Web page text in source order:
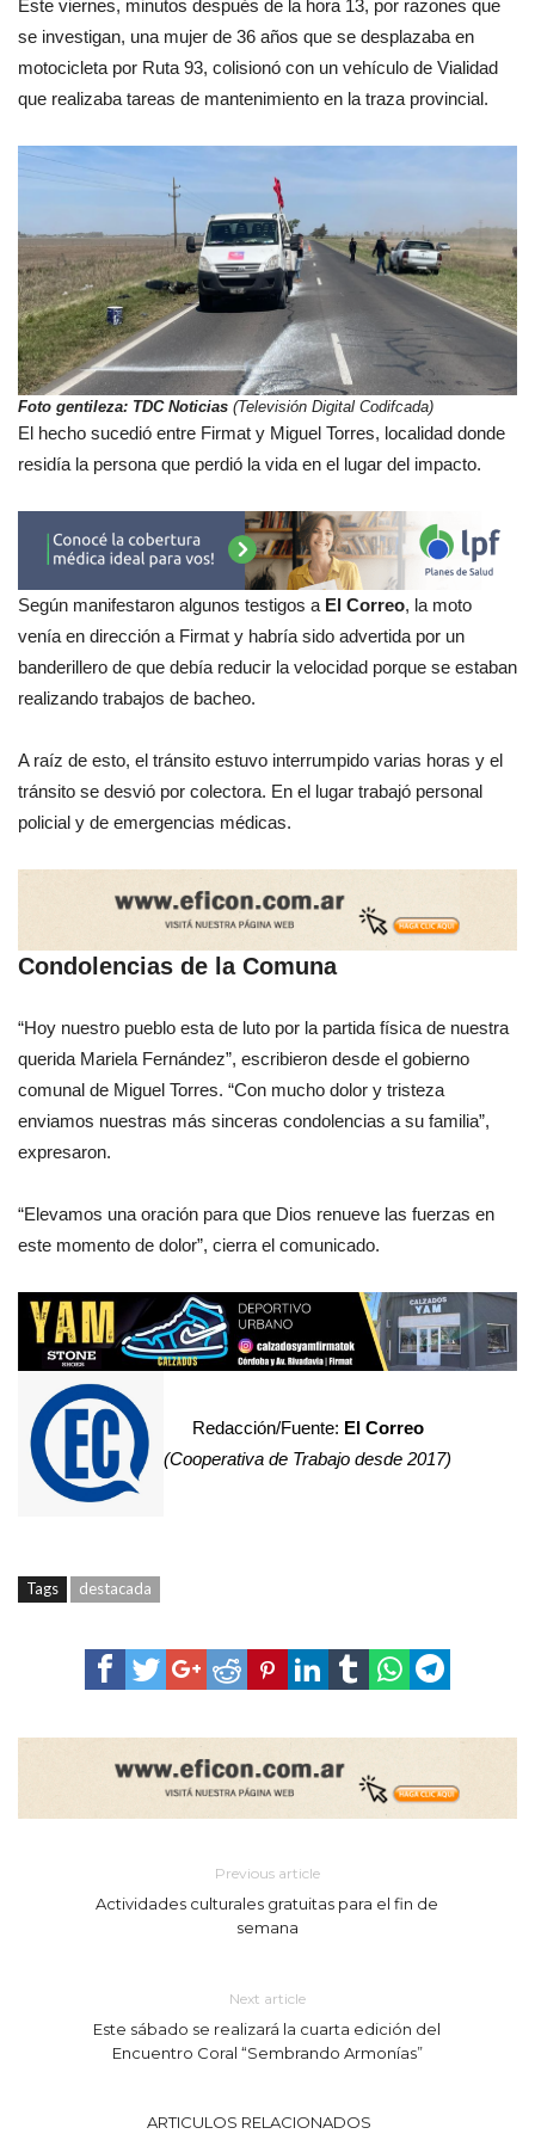
Este viernes, minutos después de la hora 13, por razones que
se investigan, una mujer de 36 años que se desplazaba en
motocicleta por Ruta 93, colisionó con un vehículo de Vialidad
que realizaba tareas de mantenimiento en la traza provincial.
Foto gentileza: TDC Noticias (Televisión Digital Codifcada)
El hecho sucedió entre Firmat y Miguel Torres, localidad donde
residía la persona que perdió la vida en el lugar del impacto.
Según manifestaron algunos testigos a El Correo, la moto
venía en dirección a Firmat y habría sido advertida por un
banderillero de que debía reducir la velocidad porque se estaban
realizando trabajos de bacheo.
A raíz de esto, el tránsito estuvo interrumpido varias horas y el
tránsito se desvió por colectora. En el lugar trabajó personal
policial y de emergencias médicas.
Condolencias de la Comuna
“Hoy nuestro pueblo esta de luto por la partida física de nuestra
querida Mariela Fernández”, escribieron desde el gobierno
comunal de Miguel Torres. “Con mucho dolor y tristeza
enviamos nuestras más sinceras condolencias a su familia”,
expresaron.
“Elevamos una oración para que Dios renueve las fuerzas en
este momento de dolor”, cierra el comunicado.
Redacción/Fuente: El Correo
(Cooperativa de Trabajo desde 2017)
Tags destacada
Previous article
Actividades culturales gratuitas para el fin de
semana
Next article
Este sábado se realizará la cuarta edición del
Encuentro Coral “Sembrando Armonías”
ARTICULOS RELACIONADOS